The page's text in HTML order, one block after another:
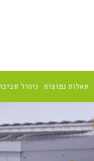
שאלות נפוצות ניהול